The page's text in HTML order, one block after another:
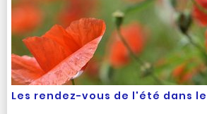
Les rendez-vous de l'été dans